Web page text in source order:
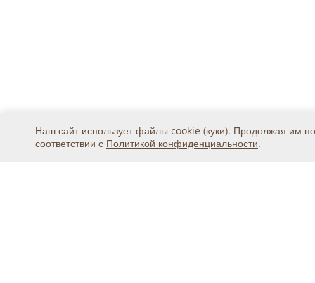
Наш сайт использует файлы cookie (куки). Продолжая им
соответствии с Политикой конфиденциальности.